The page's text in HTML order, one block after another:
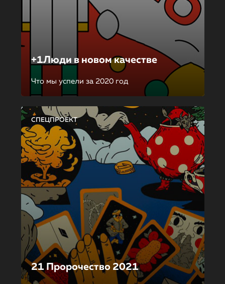
+1Люди в новом качестве
Что мы успели за 2020 год
СПЕЦПРОЕКТ
21 Пророчество 2021